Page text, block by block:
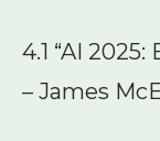
4.1 “AI
– James